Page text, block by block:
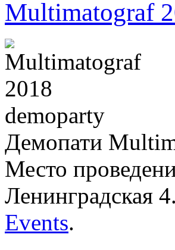
Multimatograf
Демопати
Место
Ленинградская
Events.